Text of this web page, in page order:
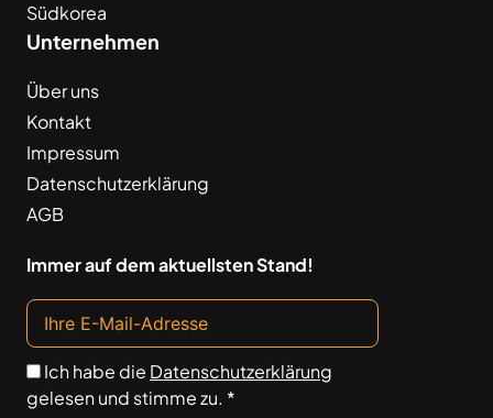
Südkorea
Unternehmen
Über uns
Kontakt
Impressum
Datenschutzerklärung
AGB
Immer auf dem aktuellsten Stand!
Ich habe die Datenschutzerklärung
gelesen und stimme zu. *